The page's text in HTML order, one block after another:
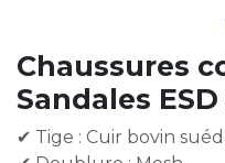
Chaussures
Sandales ESD
✔ Tige : Cuir bovin